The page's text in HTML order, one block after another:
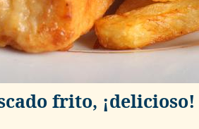
frito, ¡delicioso!